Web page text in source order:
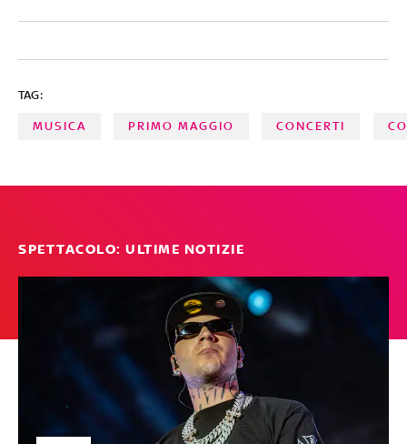
TAG:
MUSICA PRIMO MAGGIO CONCERTI
SPETTACOLO: ULTIME NOTIZIE